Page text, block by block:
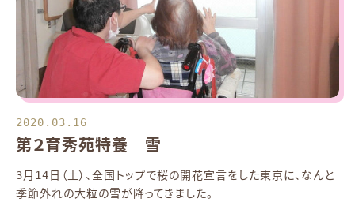
2020.03.16
第２育秀苑特養 雪
3月14日（土）、全国トップで桜の開花宣言をした東京に、なんと
季節外れの大粒の雪が降ってきました。